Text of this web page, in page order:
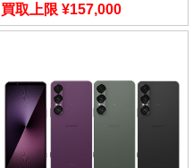
買取上限 ¥157,000